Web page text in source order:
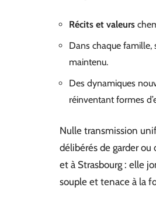
Récits et valeurs
Dans chaque famille,
maintenu.
Des dynamiques
réinventant formes
Nulle transmission
délibérés de garder ou
et à Strasbourg : elle
souple et tenace à la